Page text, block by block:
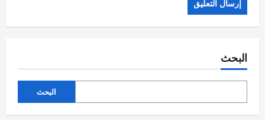
البحث
البحث